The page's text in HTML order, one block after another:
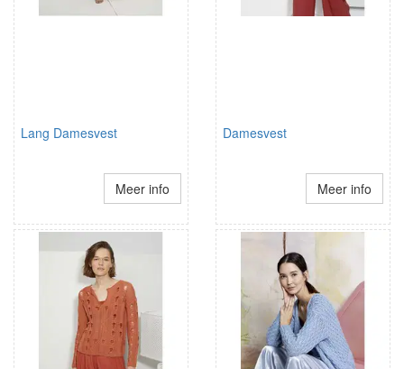
Lang Damesvest
Meer info
Damesvest
Meer info